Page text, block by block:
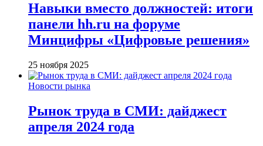
Навыки вместо должностей: итоги
панели hh.ru на форуме
Минцифры «Цифровые решения»
25 ноября 2025
Новости рынка
Рынок труда в СМИ: дайджест
апреля 2024 года